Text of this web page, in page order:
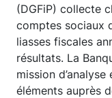
(DGFiP) collecte
comptes sociaux
liasses fiscales
résultats. La
mission
éléments auprès